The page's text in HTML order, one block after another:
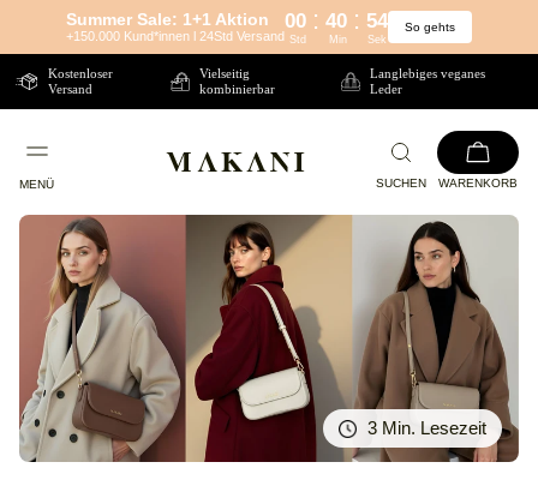
Direkt
zum
Inhalt
Summer Sale: 1+1 Aktion
+150.000 Kund*innen l 24Std Versand
00 : 40 : 54
Std Min Sek
So gehts
Kostenloser
Versand
Vielseitig
kombinierbar
Langlebiges veganes
Leder
MENÜ SUCHEN WARENKORB
3 Min. Lesezeit